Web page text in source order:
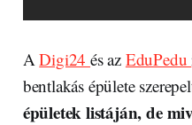
ADigi24 és az EduPedu
bentlakás épülete
épületek listáján, de